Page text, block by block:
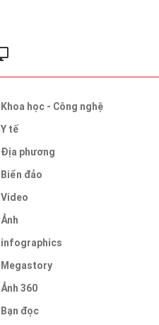
Khoa học - Công nghệ
Y tế
Địa phương
Biển đảo
Video
Ảnh
infographics
Megastory
Ảnh 360
Bạn đọc